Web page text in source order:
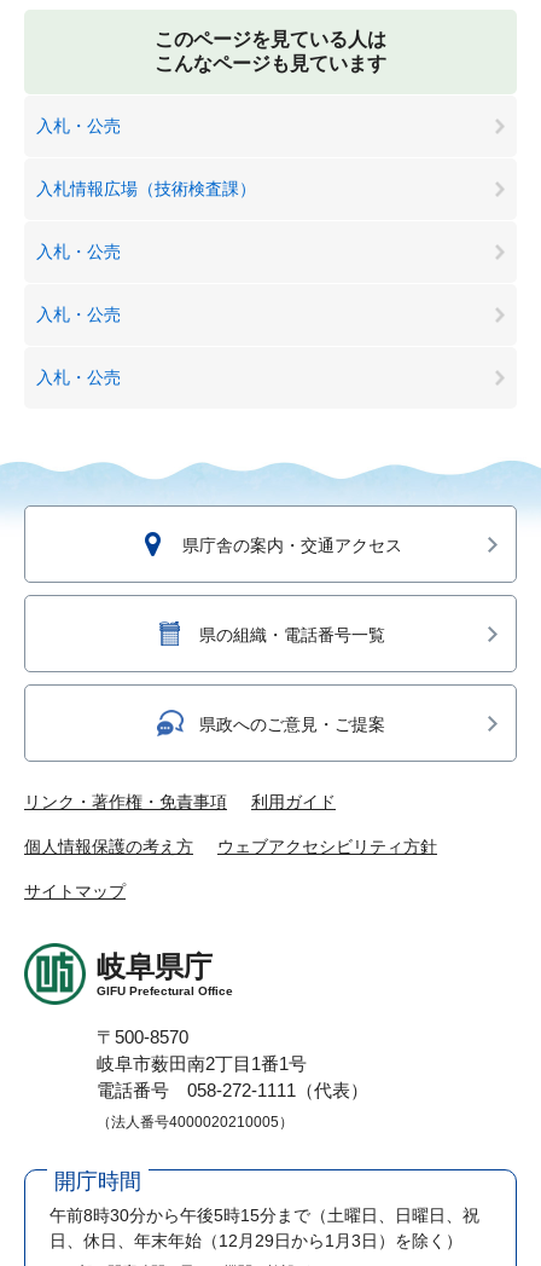
このページを見ている人は
こんなページも見ています
入札・公売
入札情報広場（技術検査課）
入札・公売
入札・公売
入札・公売
県庁舎の案内・交通アクセス
県の組織・電話番号一覧
県政へのご意見・ご提案
リンク・著作権・免責事項 利用ガイド
個人情報保護の考え方 ウェブアクセシビリティ方針
サイトマップ
岐阜県庁
GIFU Prefectural Office
〒500-8570
岐阜市薮田南2丁目1番1号
電話番号 058-272-1111（代表）
（法人番号4000020210005）
開庁時間
午前8時30分から午後5時15分まで （土曜日、日曜日、祝
日、休日、年末年始（12月29日から1月3日）を除く）